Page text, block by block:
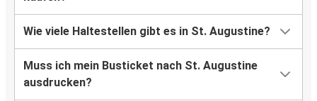
Wie viele Haltestellen gibt es in St. Augustine?
Muss ich mein Busticket nach St. Augustine
ausdrucken?